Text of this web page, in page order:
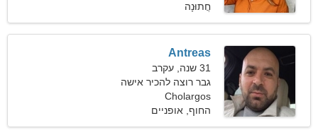
פאונד)
חֲתוּנָה
Antreas
31 שנה, עקרב
גבר רוצה להכיר אישה
Cholargos
החוף, אופניים